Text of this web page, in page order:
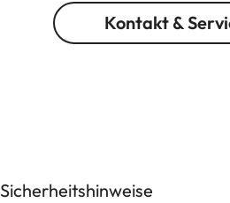
Kontakt &
Sicherheitshinweise